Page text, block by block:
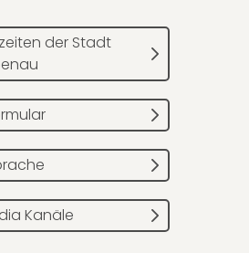
der Stadt
Kanäle